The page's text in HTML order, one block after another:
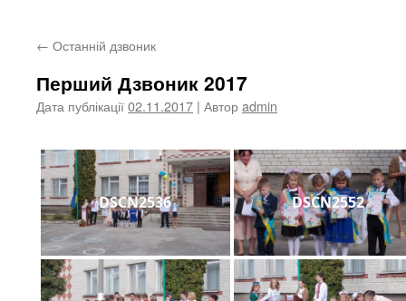
← Останній дзвоник
Перший Дзвоник 2017
Дата публікації02.11.2017 | Авторadmin
DSCN2536 DSCN2552